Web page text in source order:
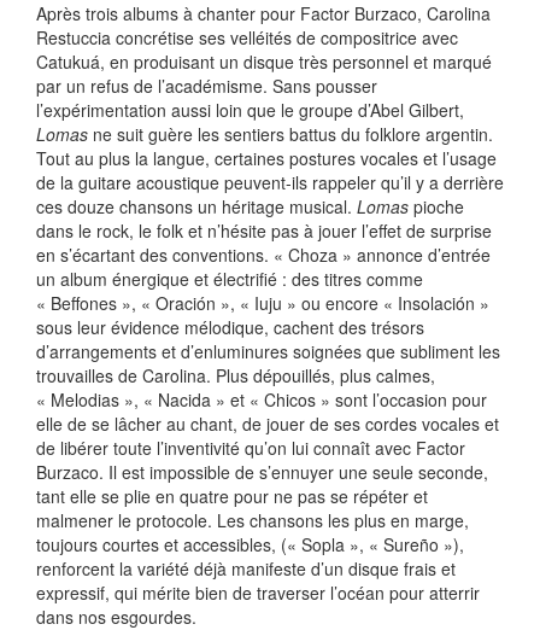
Après trois albums à chanter pour Factor Burzaco, Carolina
Restuccia concrétise ses velléités de compositrice avec
Catukuá, en produisant un disque très personnel et marqué
par un refus de l’académisme. Sans pousser
l’expérimentation aussi loin que le groupe d’Abel Gilbert,
Lomas ne suit guère les sentiers battus du folklore argentin.
Tout au plus la langue, certaines postures vocales et l’usage
de la guitare acoustique peuvent-ils rappeler qu’il y a derrière
ces douze chansons un héritage musical. Lomas pioche
dans le rock, le folk et n’hésite pas à jouer l’effet de surprise
en s’écartant des conventions. « Choza » annonce d’entrée
un album énergique et électrifié : des titres comme
« Beffones », « Oración », « Iuju » ou encore « Insolación »
sous leur évidence mélodique, cachent des trésors
d’arrangements et d’enluminures soignées que subliment les
trouvailles de Carolina. Plus dépouillés, plus calmes,
« Melodias », « Nacida » et « Chicos » sont l’occasion pour
elle de se lâcher au chant, de jouer de ses cordes vocales et
de libérer toute l’inventivité qu’on lui connaît avec Factor
Burzaco. Il est impossible de s’ennuyer une seule seconde,
tant elle se plie en quatre pour ne pas se répéter et
malmener le protocole. Les chansons les plus en marge,
toujours courtes et accessibles, (« Sopla », « Sureño »),
renforcent la variété déjà manifeste d’un disque frais et
expressif, qui mérite bien de traverser l’océan pour atterrir
dans nos esgourdes.